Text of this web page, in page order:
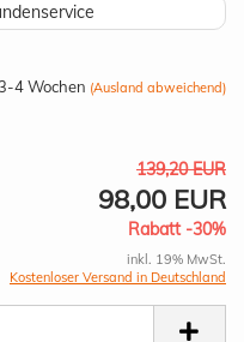
3-4 Wochen (Ausland abweichend)
139,20 EUR
98,00 EUR
Rabatt -30%
inkl. 19% MwSt.
Kostenloser Versand in Deutschland